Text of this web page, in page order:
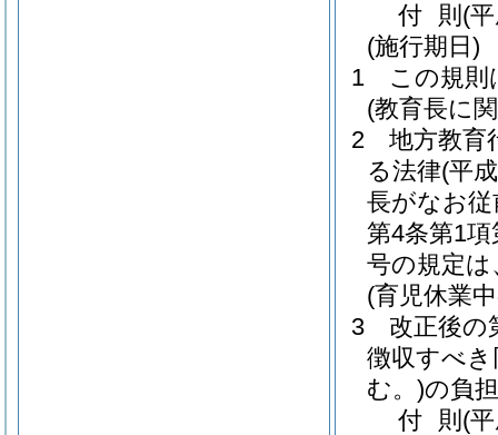
付 則 (
(施行期日)
1
この規則
(教育長に
2
地方教育
る法律(平
長がなお
第4条第1
号の規定
(育児休業
3
改正後の
徴収すべき
む。)の負
付 則 (